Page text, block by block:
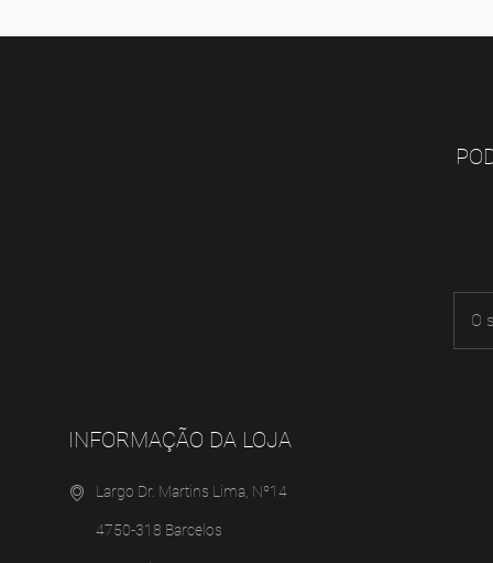
INFORMAÇÃO DA LOJA
Largo Dr. Martins Lima, Nº14
4750-318 Barcelos